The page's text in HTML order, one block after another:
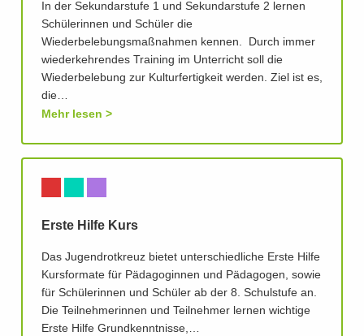
In der Sekundarstufe 1 und Sekundarstufe 2 lernen
Schülerinnen und Schüler die
Wiederbelebungsmaßnahmen kennen. Durch immer
wiederkehrendes Training im Unterricht soll die
Wiederbelebung zur Kulturfertigkeit werden. Ziel ist es,
die…
Mehr lesen
Erste Hilfe Kurs
Das Jugendrotkreuz bietet unterschiedliche Erste Hilfe
Kursformate für Pädagoginnen und Pädagogen, sowie
für Schülerinnen und Schüler ab der 8. Schulstufe an.
Die Teilnehmerinnen und Teilnehmer lernen wichtige
Erste Hilfe Grundkenntnisse,…